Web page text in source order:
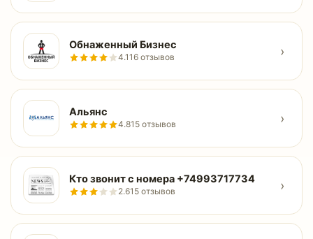
Обнаженный Бизнес
4.116 отзывов ›
Альянс
4.815 отзывов ›
Кто звонит с номера +74993717734
2.615 отзывов ›